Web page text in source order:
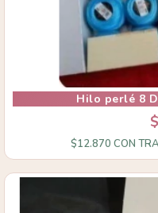
Hilo perlé 8
$12.870 CON